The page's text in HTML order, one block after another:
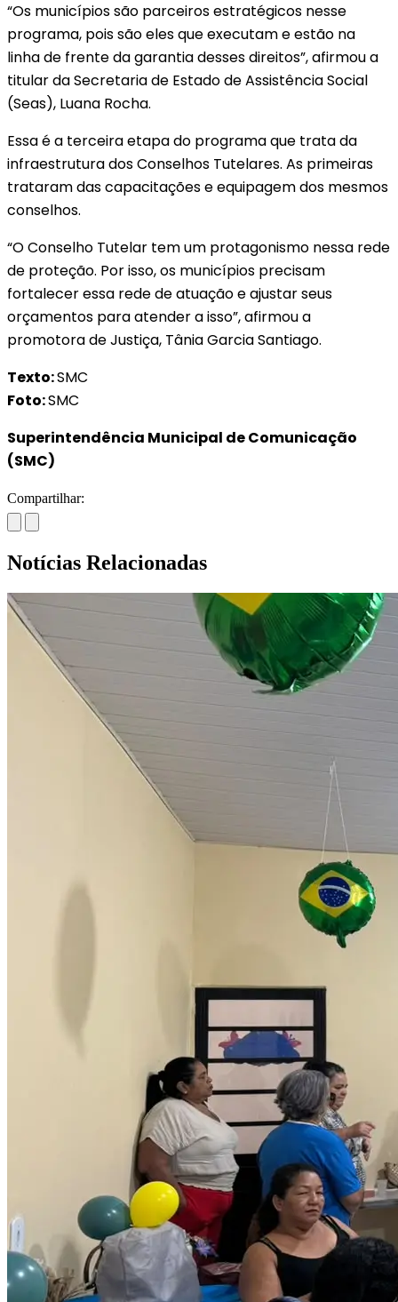
“Os municípios são parceiros estratégicos nesse
programa, pois são eles que executam e estão na
linha de frente da garantia desses direitos”, afirmou a
titular da Secretaria de Estado de Assistência Social
(Seas), Luana Rocha.
Essa é a terceira etapa do programa que trata da
infraestrutura dos Conselhos Tutelares. As primeiras
trataram das capacitações e equipagem dos mesmos
conselhos.
“O Conselho Tutelar tem um protagonismo nessa rede
de proteção. Por isso, os municípios precisam
fortalecer essa rede de atuação e ajustar seus
orçamentos para atender a isso”, afirmou a
promotora de Justiça, Tânia Garcia Santiago.
Texto:SMC
Foto:SMC
Superintendência Municipal de Comunicação
(SMC)
Compartilhar:
Notícias Relacionadas